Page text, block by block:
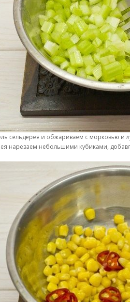
сельдерея и обжариваем с морковью и
нарезаем небольшими кубиками,